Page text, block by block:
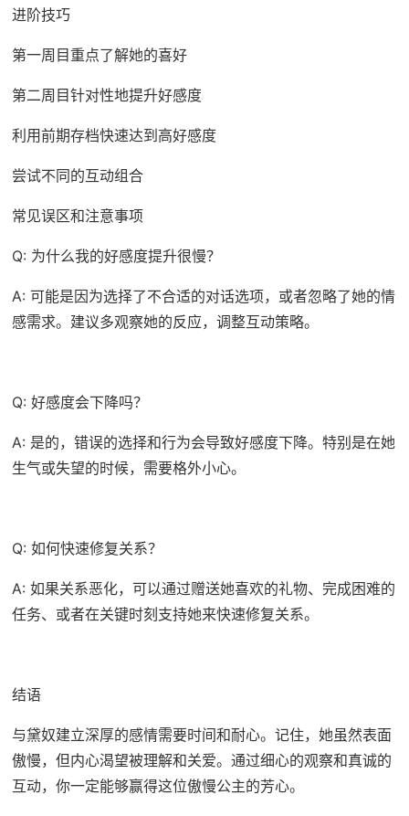
进阶技巧
第一周目重点了解她的喜好
第二周目针对性地提升好感度
利用前期存档快速达到高好感度
尝试不同的互动组合
常见误区和注意事项
Q: 为什么我的好感度提升很慢？
A: 可能是因为选择了不合适的对话选项，或者忽略了她的情
感需求。建议多观察她的反应，调整互动策略。
Q: 好感度会下降吗？
A: 是的，错误的选择和行为会导致好感度下降。特别是在她
生气或失望的时候，需要格外小心。
Q: 如何快速修复关系？
A: 如果关系恶化，可以通过赠送她喜欢的礼物、完成困难的
任务、或者在关键时刻支持她来快速修复关系。
结语
与黛奴建立深厚的感情需要时间和耐心。记住，她虽然表面
傲慢，但内心渴望被理解和关爱。通过细心的观察和真诚的
互动，你一定能够赢得这位傲慢公主的芳心。